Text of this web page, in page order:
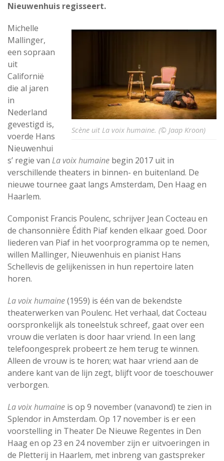
Nieuwenhuis regisseert.
Scène uit La voix humaine. (© Jaap Kroon)
Michelle
Mallinger,
een sopraan
uit
Californië
die al jaren
in
Nederland
gevestigd is,
voerde Hans
Nieuwenhui
s’ regie van La voix humaine begin 2017 uit in
verschillende theaters in binnen- en buitenland. De
nieuwe tournee gaat langs Amsterdam, Den Haag en
Haarlem.
Componist Francis Poulenc, schrijver Jean Cocteau en
de chansonnière Édith Piaf kenden elkaar goed. Door
liederen van Piaf in het voorprogramma op te nemen,
willen Mallinger, Nieuwenhuis en pianist Hans
Schellevis de gelijkenissen in hun repertoire laten
horen.
La voix humaine(1959) is één van de bekendste
theaterwerken van Poulenc. Het verhaal, dat Cocteau
oorspronkelijk als toneelstuk schreef, gaat over een
vrouw die verlaten is door haar vriend. In een lang
telefoongesprek probeert ze hem terug te winnen.
Alleen de vrouw is te horen; wat haar vriend aan de
andere kant van de lijn zegt, blijft voor de toeschouwer
verborgen.
La voix humaine is op 9 november (vanavond) te zien in
Splendor in Amsterdam. Op 17 november is er een
voorstelling in Theater De Nieuwe Regentes in Den
Haag en op 23 en 24 november zijn er uitvoeringen in
de Pletterij in Haarlem, met inbreng van gastspreker